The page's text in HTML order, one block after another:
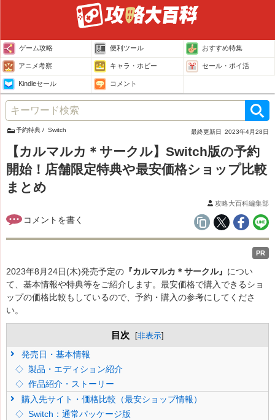
ゲーム攻略 便利ツール おすすめ特集
アニメ考察 キャラ・ホビー セール・ポイ活
Kindleセール コメント
予約特典 Switch 最終更新日 2023年4月28日
【カルマルカ＊サークル】Switch版の予約
開始！店舗限定特典や最安価格ショップ比較
まとめ
攻略大百科編集部
PR
2023年8月24日(木)発売予定の 『カルマルカ＊サークル』 につい
て、基本情報や特典等をご紹介します。最安価格で購入できるショ
ップの価格比較もしているので、予約・購入の参考にしてくださ
い。
目次 [非表示]
発売日・基本情報
製品・エディション紹介
作品紹介・ストーリー
購入先サイト・価格比較（最安ショップ情報）
Switch：通常パッケージ版